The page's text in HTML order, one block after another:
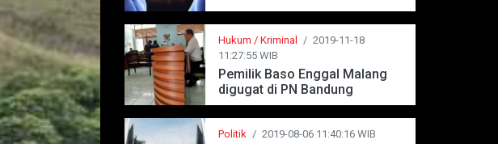
Hukum / Kriminal / 2019-11-18
11:27:55 WIB
Pemilik Baso Enggal Malang
digugat di PN Bandung
Politik / 2019-08-06 11:40:16 WIB